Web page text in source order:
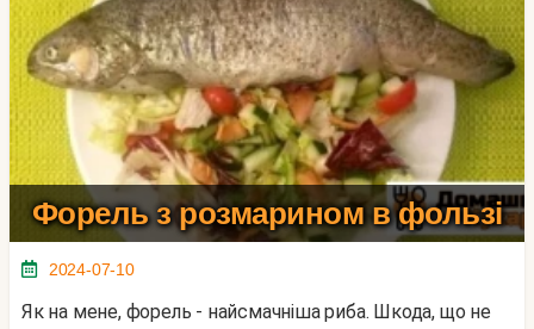
Форель з розмарином в фользі
2024-07-10
Як на мене, форель - найсмачніша риба. Шкода, що не